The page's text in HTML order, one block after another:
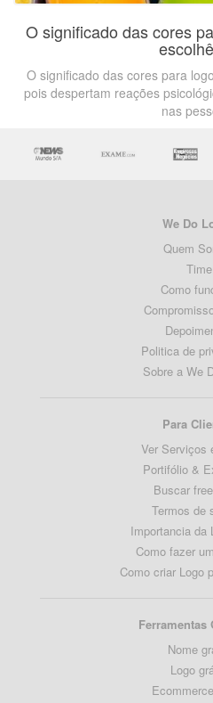
O significado das cores
O significado das cores para
pois despertam reações
nas
We Do
Quem
Time
Como
Politica de
Sobre a We
Para
Ver Serviços
Portifólio &
Buscar
Termos de
Importancia da
Como fazer
Como criar Logo
Ferramentas
Nome
Logo